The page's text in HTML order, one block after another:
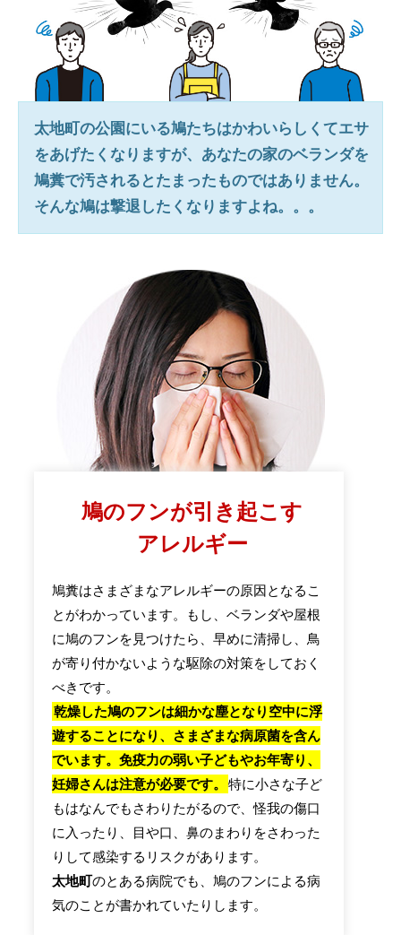
太地町の公園にいる鳩たちはかわいらしくてエサ
をあげたくなりますが、あなたの家のベランダを
鳩糞で汚されるとたまったものではありません。
そんな鳩は撃退したくなりますよね。。。
鳩のフンが引き起こす
アレルギー
鳩糞はさまざまなアレルギーの原因となるこ
とがわかっています。もし、ベランダや屋根
に鳩のフンを見つけたら、早めに清掃し、鳥
が寄り付かないような駆除の対策をしておく
べきです。
乾燥した鳩のフンは細かな塵となり空中に浮
遊することになり、さまざまな病原菌を含ん
でいます。免疫力の弱い子どもやお年寄り、
妊婦さんは注意が必要です。
特に小さな子ど
もはなんでもさわりたがるので、怪我の傷口
に入ったり、目や口、鼻のまわりをさわった
りして感染するリスクがあります。
太地町のとある病院でも、鳩のフンによる病
気のことが書かれていたりします。